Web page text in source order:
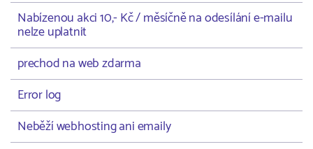
Nabízenou akci 10,- Kč / měsíčně na odesílání e-mailu
nelze uplatnit
prechod na web zdarma
Error log
Neběží webhosting ani emaily